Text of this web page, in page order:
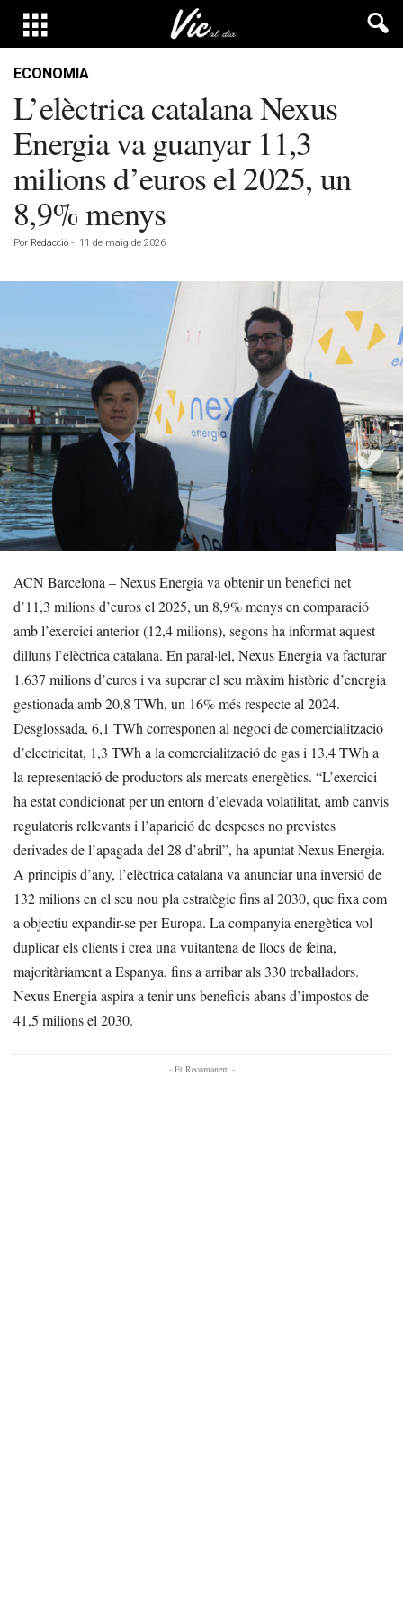
ECONOMIA
L’elèctrica catalana Nexus
Energia va guanyar 11,3
milions d’euros el 2025, un
8,9% menys
Por Redacció - 11 de maig de 2026
ACN Barcelona – Nexus Energia va obtenir un benefici net
d’11,3 milions d’euros el 2025, un 8,9% menys en comparació
amb l’exercici anterior (12,4 milions), segons ha informat aquest
dilluns l’elèctrica catalana. En paral·lel, Nexus Energia va facturar
1.637 milions d’euros i va superar el seu màxim històric d’energia
gestionada amb 20,8 TWh, un 16% més respecte al 2024.
Desglossada, 6,1 TWh corresponen al negoci de comercialització
d’electricitat, 1,3 TWh a la comercialització de gas i 13,4 TWh a
la representació de productors als mercats energètics. “L’exercici
ha estat condicionat per un entorn d’elevada volatilitat, amb canvis
regulatoris rellevants i l’aparició de despeses no previstes
derivades de l’apagada del 28 d’abril”, ha apuntat Nexus Energia.
A principis d’any, l’elèctrica catalana va anunciar una inversió de
132 milions en el seu nou pla estratègic fins al 2030, que fixa com
a objectiu expandir-se per Europa. La companyia energètica vol
duplicar els clients i crea una vuitantena de llocs de feina,
majoritàriament a Espanya, fins a arribar als 330 treballadors.
Nexus Energia aspira a tenir uns beneficis abans d’impostos de
41,5 milions el 2030.
- Et Recomanem -